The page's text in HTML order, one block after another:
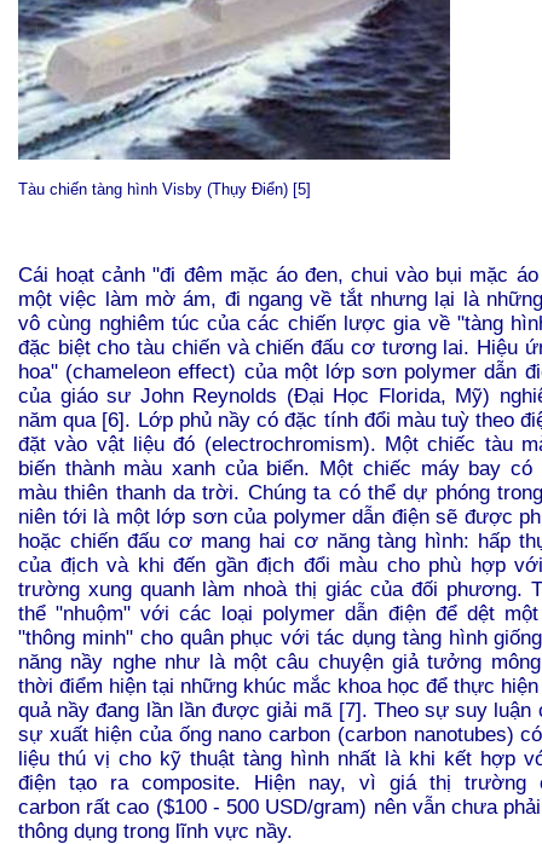
Tàu chiến tàng hình Visby (Thụy Điển) [5]
Cái hoạt cảnh "đi đêm mặc áo đen, chui vào bụi mặc
một việc làm mờ ám, đi ngang về tắt nhưng lại là
vô cùng nghiêm túc của các chiến lược gia về "tàng
đặc biệt cho tàu chiến và chiến đấu cơ tương lai. Hiệu
hoa" (chameleon effect) của một lớp sơn polymer dẫn
của giáo sư John Reynolds (Đại Học Florida, Mỹ)
năm qua [6]. Lớp phủ nầy có đặc tính đổi màu tuỳ theo
đặt vào vật liệu đó (electrochromism). Một chiếc tàu
biến thành màu xanh của biển. Một chiếc máy bay có
màu thiên thanh da trời. Chúng ta có thể dự phóng
niên tới là một lớp sơn của polymer dẫn điện sẽ được
hoặc chiến đấu cơ mang hai cơ năng tàng hình: hấp
của địch và khi đến gần địch đổi màu cho phù hợp
trường xung quanh làm nhoà thị giác của đối phương.
thể "nhuộm" với các loại polymer dẫn điện để dệt
"thông minh" cho quân phục với tác dụng tàng hình
năng nầy nghe như là một câu chuyện giả tưởng
thời điểm hiện tại những khúc mắc khoa học để thực
quả nầy đang lần lần được giải mã [7]. Theo sự suy luận
sự xuất hiện của ống nano carbon (carbon nanotubes)
liệu thú vị cho kỹ thuật tàng hình nhất là khi kết hợp
điện tạo ra composite. Hiện nay, vì giá thị trường
carbon rất cao ($100 - 500 USD/gram) nên vẫn chưa
thông dụng trong lĩnh vực nầy.